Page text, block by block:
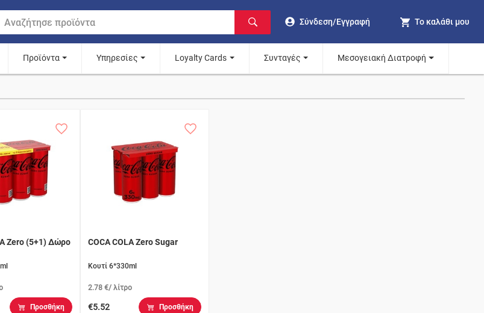
Σύνδεση/Εγγραφή Το καλάθι μου
Προϊόντα Υπηρεσίες Loyalty Cards Συνταγές Μεσογειακή Διατροφή
Zero (5+1) Δώρο
Προσθήκη
COCA COLA Zero Sugar
Κουτί 6*330ml
2.78 €/ λίτρο
€5.52 Προσθήκη